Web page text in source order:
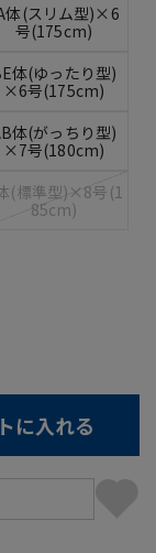
体(スリム型)×6
号(175cm)
体(ゆったり型)
×6号(175cm)
体(がっちり型)
×7号(180cm)
(標準型)×8号(1
85cm)
に入れる